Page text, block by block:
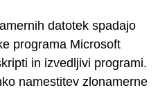
datotek spadajo
programa Microsoft
in izvedljivi programi.
namestitev zlonamerne